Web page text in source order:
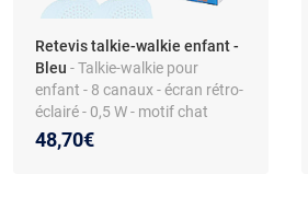
Retevis talkie-walkie enfant -
Bleu- Talkie-walkie pour
enfant - 8 canaux - écran rétro-
éclairé - 0,5 W - motif chat
48,70€